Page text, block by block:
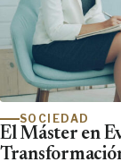
SOCIEDAD
El Máster en